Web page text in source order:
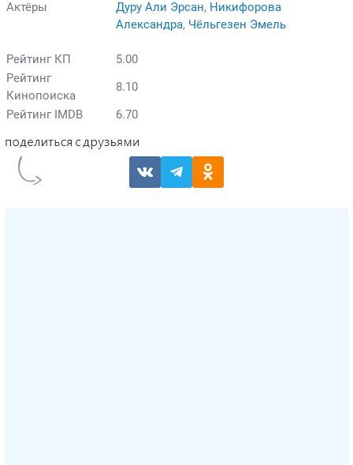
Актёры
Дуру Али Эрсан, Никифорова
Александра, Чёльгезен Эмель
Рейтинг КП
5.00
Рейтинг
Кинопоиска
8.10
Рейтинг IMDB
6.70